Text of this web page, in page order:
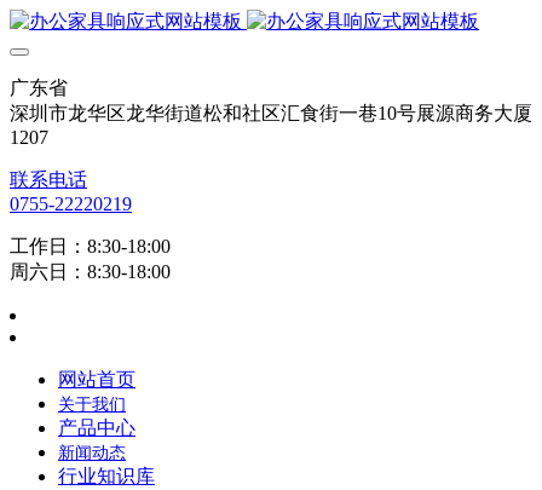
广东省
深圳市龙华区龙华街道松和社区汇食街一巷10号展源商务大厦
1207
联系电话
0755-22220219
工作日：8:30-18:00
周六日：8:30-18:00
网站首页
关于我们
产品中心
新闻动态
行业知识库